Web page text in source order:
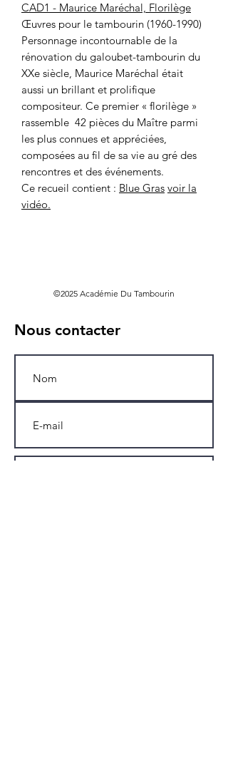
CAD1 - Maurice Maréchal, Florilège
Œuvres pour le tambourin (1960-1990)
Personnage incontournable de la
rénovation du galoubet-tambourin du
XXe siècle, Maurice Maréchal était
aussi un brillant et prolifique
compositeur. Ce premier « florilège »
rassemble 42 pièces du Maître parmi
les plus connues et appréciées,
composées au fil de sa vie au gré des
rencontres et des événements.
Ce recueil contient : Blue Gras voir la
vidéo.
©2025 Académie Du Tambourin
Nous contacter